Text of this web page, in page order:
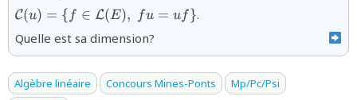
{\mathcal L}
C(u) = { f ∈ L(E), fu = uf}.
Quelle est sa dimension?
Algèbre linéaire Concours Mines-Ponts
Mp/Pc/Psi